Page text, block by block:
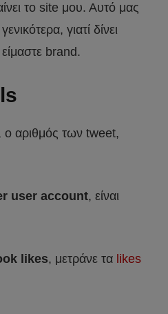
το site μου. Αυτό μας
γιατί δίνει
brand.
ο αριθμός των tweet,
user account, είναι
likes, μετράνε τα likes